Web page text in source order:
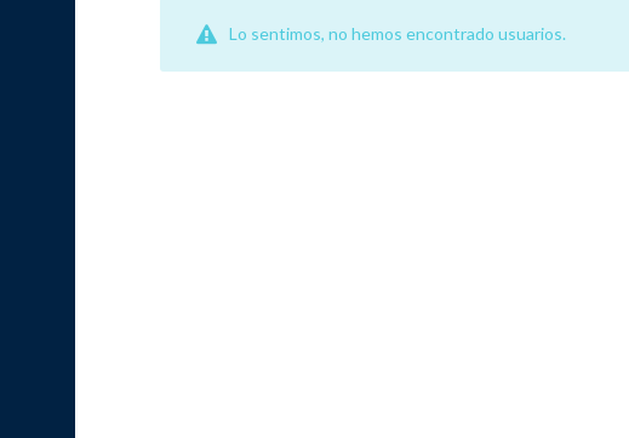
Lo sentimos, no hemos encontrado usuarios.